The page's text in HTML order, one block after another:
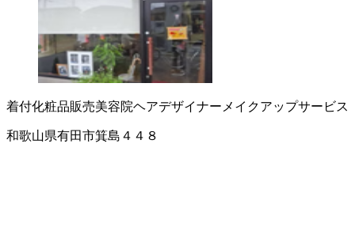
着付化粧品販売美容院ヘアデザイナー メイクアップサービス
和歌山県有田市箕島４４８